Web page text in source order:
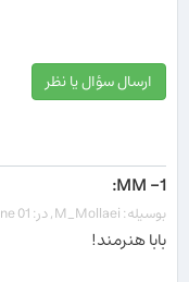
ارسال سؤال یا نظر
1- MM:
بوسیله: M_Mollaei, در: Sunday, 2008 June 01-کد: 606
بابا هنرمند!